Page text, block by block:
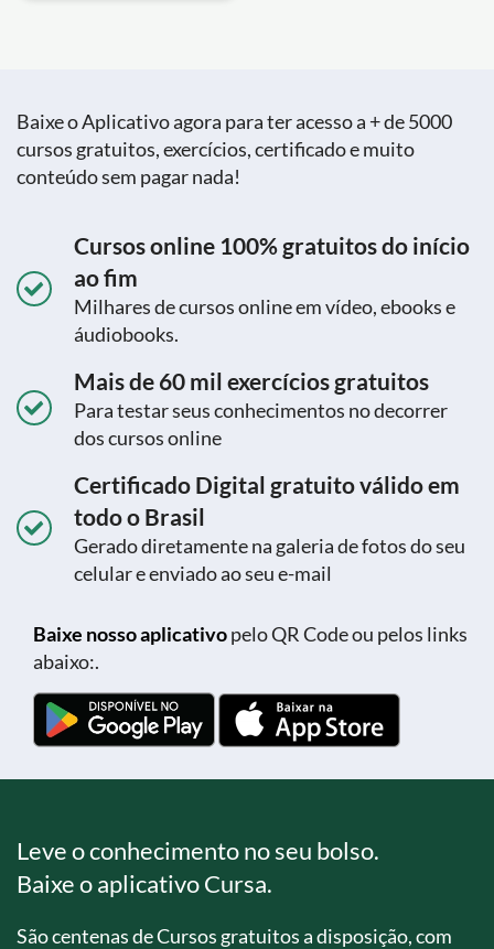
Baixe o Aplicativo agora para ter acesso a + de 5000
cursos gratuitos, exercícios, certificado e muito
conteúdo sem pagar nada!
Cursos online 100% gratuitos do início
ao fim
Milhares de cursos online em vídeo, ebooks e
áudiobooks.
Mais de 60 mil exercícios gratuitos
Para testar seus conhecimentos no decorrer
dos cursos online
Certificado Digital gratuito válido em
todo o Brasil
Gerado diretamente na galeria de fotos do seu
celular e enviado ao seu e-mail
Baixe nosso aplicativopelo QR Code ou pelos links
abaixo:.
Leve o conhecimento no seu bolso.
Baixe o aplicativo Cursa.
São centenas de Cursos gratuitos a disposição, com